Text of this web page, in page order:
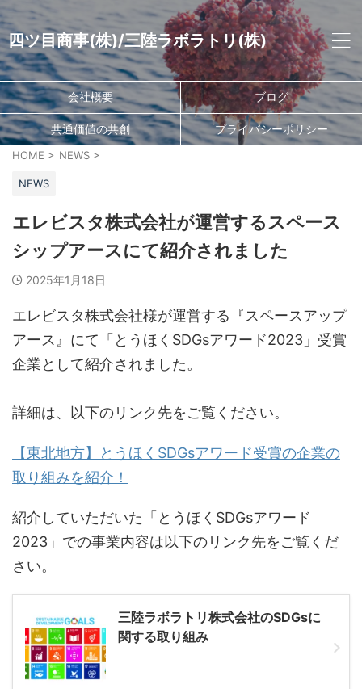
四ツ目商事(株)/三陸ラボラトリ(株)
会社概要 ブログ
共通価値の共創 プライバシーポリシー
HOME > NEWS >
NEWS
エレビスタ株式会社が運営するスペース
シップアースにて紹介されました
2025年1月18日
エレビスタ株式会社様が運営する『スペースアップ
アース』にて「とうほくSDGsアワード2023」受賞
企業として紹介されました。
詳細は、以下のリンク先をご覧ください。
【東北地方】とうほくSDGsアワード受賞の企業の
取り組みを紹介！
紹介していただいた「とうほくSDGsアワード
2023」での事業内容は以下のリンク先をご覧くだ
さい。
三陸ラボラトリ株式会社のSDGsに
関する取り組み